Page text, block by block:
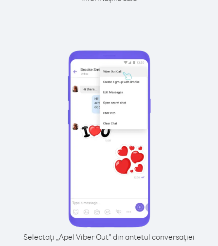
Selectați „Apel Viber Out” din antetul conversației